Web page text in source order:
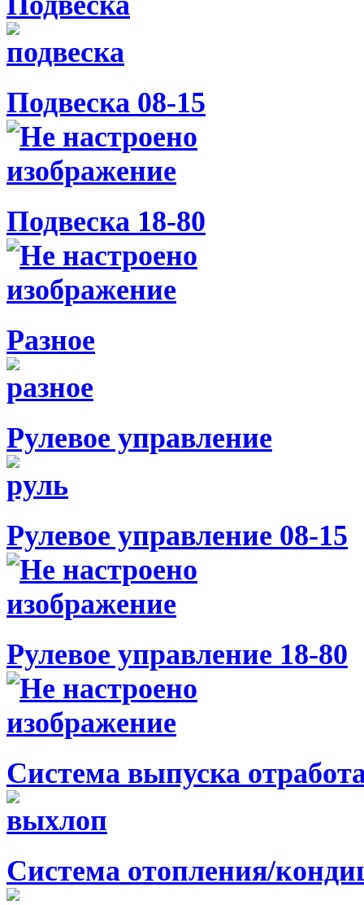
Подвеска 08-15
Подвеска 18-80
Разное
Рулевое управление
Рулевое управление 08-15
Рулевое управление 18-80
Система выпуска
Система отопления/